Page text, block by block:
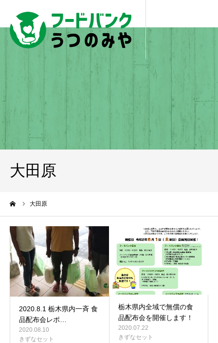
大田原
大田原
2020.8.1 栃木県内一斉 食
品配布会レポ…
2020.08.10
きずなセット
栃木県内全域で無償の食
品配布会を開催します！
2020.07.22
きずなセット